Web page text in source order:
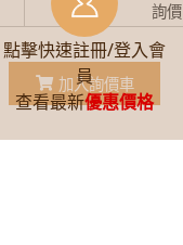
點擊快速註冊/登入會
員
查看最新優惠價格
詢價
加入詢價車